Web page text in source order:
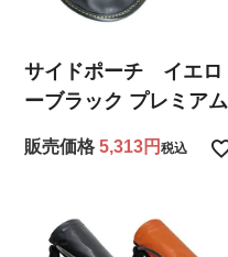
サイドポーチ イエロ
ーブラック プレミアム
販売価格 5,313 税込